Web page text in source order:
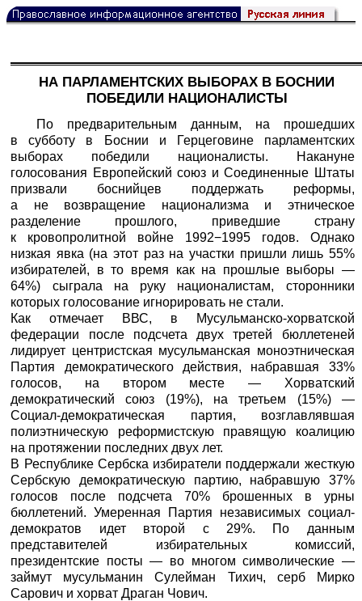
НА ПАРЛАМЕНТСКИХ ВЫБОРАХ В БОСНИИ
ПОБЕДИЛИ НАЦИОНАЛИСТЫ
По предварительным данным, на прошедших
в субботу в Боснии и Герцеговине парламентских
выборах победили националисты. Накануне
голосования Европейский союз и Соединенные Штаты
призвали боснийцев поддержать реформы,
а не возвращение национализма и этническое
разделение прошлого, приведшие страну
к кровопролитной войне 1992−1995 годов. Однако
низкая явка (на этот раз на участки пришли лишь 55%
избирателей, в то время как на прошлые выборы —
64%) сыграла на руку националистам, сторонники
которых голосование игнорировать не стали.
Как отмечает ВВС, в Мусульманско-хорватской
федерации после подсчета двух третей бюллетеней
лидирует центристская мусульманская моноэтническая
Партия демократического действия, набравшая 33%
голосов, на втором месте — Хорватский
демократический союз (19%), на третьем (15%) —
Социал-демократическая партия, возглавлявшая
полиэтническую реформистскую правящую коалицию
на протяжении последних двух лет.
В Республике Сербска избиратели поддержали жесткую
Сербскую демократическую партию, набравшую 37%
голосов после подсчета 70% брошенных в урны
бюллетений. Умеренная Партия независимых социал-
демократов идет второй с 29%. По данным
представителей избирательных комиссий,
президентские посты — во многом символические —
займут мусульманин Сулейман Тихич, серб Мирко
Сарович и хорват Драган Чович.